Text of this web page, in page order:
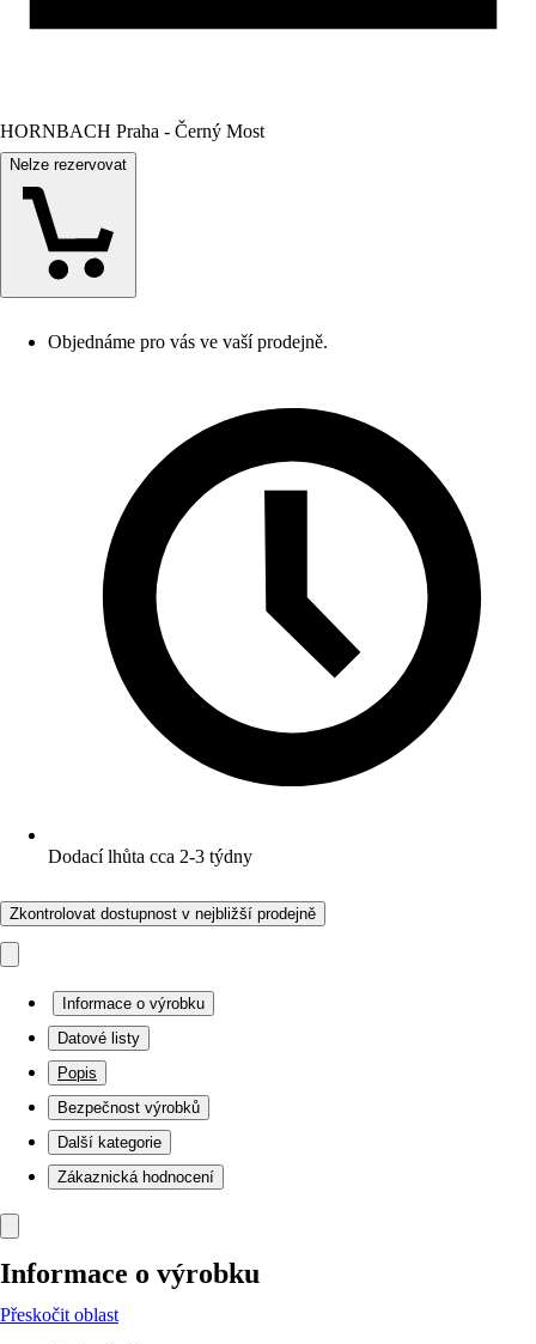
HORNBACH Praha - Černý Most
Nelze rezervovat
Objednáme pro vás ve vaší prodejně.
Dodací lhůta cca 2-3 týdny
Zkontrolovat dostupnost v nejbližší prodejně
Informace o výrobku
Datové listy
Popis
Bezpečnost výrobků
Další kategorie
Zákaznická hodnocení
Informace o výrobku
Přeskočit oblast